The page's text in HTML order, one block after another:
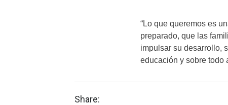
“Lo que queremos es
preparado, que las
impulsar su desarrollo,
educación y sobre todo
Share: